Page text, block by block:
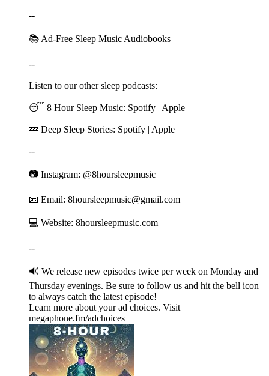
--
📚 ⁠⁠⁠⁠⁠⁠⁠⁠⁠⁠⁠⁠⁠⁠⁠⁠⁠⁠⁠⁠⁠⁠⁠⁠⁠⁠⁠⁠Ad-Free Sleep Music Audiobooks⁠⁠⁠⁠⁠⁠⁠⁠⁠⁠⁠⁠⁠⁠⁠⁠⁠⁠⁠⁠⁠⁠⁠⁠⁠⁠
--
Listen to our other sleep podcasts:
😴 8 Hour Sleep Music: ⁠⁠⁠⁠⁠⁠⁠⁠⁠⁠⁠⁠⁠⁠⁠⁠⁠⁠⁠⁠⁠⁠⁠⁠⁠⁠⁠⁠⁠⁠⁠⁠⁠⁠⁠⁠⁠⁠⁠⁠⁠⁠⁠⁠⁠⁠⁠⁠⁠⁠⁠⁠⁠⁠⁠⁠⁠⁠⁠⁠⁠⁠⁠⁠⁠⁠⁠⁠⁠⁠⁠⁠⁠⁠⁠⁠⁠⁠⁠⁠⁠⁠⁠⁠⁠⁠⁠⁠⁠⁠⁠⁠⁠⁠⁠⁠⁠⁠⁠⁠⁠⁠⁠⁠⁠⁠⁠⁠⁠⁠⁠⁠⁠⁠⁠⁠⁠⁠⁠⁠⁠⁠⁠⁠⁠⁠⁠⁠⁠⁠⁠⁠Spotify⁠⁠⁠⁠⁠⁠⁠⁠⁠⁠⁠⁠⁠⁠⁠⁠⁠⁠⁠⁠⁠⁠⁠⁠⁠⁠⁠⁠⁠⁠⁠⁠⁠⁠⁠⁠⁠⁠⁠⁠⁠⁠⁠⁠⁠⁠⁠⁠⁠⁠⁠⁠⁠⁠⁠⁠⁠⁠⁠⁠⁠⁠⁠⁠⁠⁠⁠⁠⁠⁠⁠⁠⁠⁠⁠⁠⁠⁠⁠⁠⁠⁠⁠⁠⁠⁠⁠⁠⁠⁠⁠⁠⁠⁠⁠⁠⁠⁠⁠⁠⁠⁠⁠⁠⁠⁠⁠⁠⁠⁠⁠⁠⁠⁠⁠⁠⁠⁠⁠⁠⁠⁠⁠⁠⁠⁠⁠⁠⁠⁠⁠⁠ | ⁠⁠⁠⁠⁠⁠⁠⁠⁠⁠⁠⁠⁠⁠⁠⁠⁠⁠⁠⁠⁠⁠⁠⁠⁠⁠⁠⁠⁠⁠⁠⁠⁠⁠⁠⁠⁠⁠⁠⁠⁠⁠⁠⁠⁠⁠⁠⁠⁠⁠⁠⁠⁠⁠⁠⁠⁠⁠⁠⁠⁠⁠⁠⁠⁠⁠⁠⁠⁠⁠⁠⁠⁠⁠⁠⁠⁠⁠⁠⁠⁠⁠⁠⁠⁠⁠⁠⁠⁠⁠⁠⁠⁠⁠⁠⁠⁠⁠⁠⁠⁠⁠⁠⁠⁠⁠⁠⁠⁠⁠⁠⁠⁠⁠⁠⁠⁠⁠⁠⁠⁠⁠⁠⁠⁠⁠⁠⁠⁠⁠⁠⁠Apple⁠⁠⁠⁠⁠⁠⁠⁠⁠⁠⁠⁠⁠⁠⁠⁠⁠⁠⁠⁠⁠⁠⁠⁠⁠⁠⁠⁠⁠⁠⁠⁠⁠⁠⁠⁠⁠⁠⁠⁠⁠⁠⁠⁠⁠⁠⁠⁠⁠⁠⁠⁠⁠⁠⁠⁠⁠⁠⁠⁠⁠⁠⁠⁠⁠⁠⁠⁠⁠⁠⁠⁠⁠⁠⁠⁠⁠⁠⁠⁠⁠⁠⁠⁠⁠⁠⁠⁠⁠⁠⁠⁠⁠⁠⁠⁠⁠⁠⁠⁠⁠⁠⁠⁠⁠⁠⁠⁠⁠⁠⁠⁠⁠⁠⁠⁠⁠⁠⁠⁠⁠⁠⁠⁠⁠⁠
💤 Deep Sleep Stories: ⁠⁠⁠⁠⁠⁠⁠⁠⁠⁠⁠⁠⁠⁠⁠⁠⁠⁠⁠⁠⁠⁠⁠⁠⁠⁠⁠⁠⁠⁠⁠⁠⁠⁠⁠⁠⁠⁠⁠⁠⁠⁠⁠⁠⁠⁠⁠⁠⁠⁠⁠⁠⁠⁠⁠⁠⁠⁠⁠⁠⁠⁠⁠⁠⁠⁠⁠⁠⁠⁠⁠⁠⁠⁠⁠⁠⁠⁠⁠⁠⁠⁠⁠⁠⁠⁠⁠⁠⁠⁠⁠⁠⁠⁠⁠⁠⁠⁠⁠⁠⁠⁠⁠⁠⁠⁠⁠⁠⁠⁠⁠⁠⁠⁠⁠⁠⁠⁠⁠⁠⁠⁠⁠⁠⁠⁠⁠⁠⁠⁠⁠⁠Spotify⁠⁠⁠⁠⁠⁠⁠⁠⁠⁠⁠⁠⁠⁠⁠⁠⁠⁠⁠⁠⁠⁠⁠⁠⁠⁠⁠⁠⁠⁠⁠⁠⁠⁠⁠⁠⁠⁠⁠⁠⁠⁠⁠⁠⁠⁠⁠⁠⁠⁠⁠⁠⁠⁠⁠⁠⁠⁠⁠⁠⁠⁠⁠⁠⁠⁠⁠⁠⁠⁠⁠⁠⁠⁠⁠⁠⁠⁠⁠⁠⁠⁠⁠⁠⁠⁠⁠⁠⁠⁠⁠⁠⁠⁠⁠⁠⁠⁠⁠⁠⁠⁠⁠⁠⁠⁠⁠⁠⁠⁠⁠⁠⁠⁠⁠⁠⁠⁠⁠⁠⁠⁠⁠⁠⁠⁠⁠⁠⁠⁠⁠⁠ | ⁠⁠⁠⁠⁠⁠⁠⁠⁠⁠⁠⁠⁠⁠⁠⁠⁠⁠⁠⁠⁠⁠⁠⁠⁠⁠⁠⁠⁠⁠⁠⁠⁠⁠⁠⁠⁠⁠⁠⁠⁠⁠⁠⁠⁠⁠⁠⁠⁠⁠⁠⁠⁠⁠⁠⁠⁠⁠⁠⁠⁠⁠⁠⁠⁠⁠⁠⁠⁠⁠⁠⁠⁠⁠⁠⁠⁠⁠⁠⁠⁠⁠⁠⁠⁠⁠⁠⁠⁠⁠⁠⁠⁠⁠⁠⁠⁠⁠⁠⁠⁠⁠⁠⁠⁠⁠⁠⁠⁠⁠⁠⁠⁠⁠⁠⁠⁠⁠⁠⁠⁠⁠⁠⁠⁠⁠⁠⁠⁠⁠⁠⁠Apple⁠⁠⁠⁠⁠⁠⁠⁠⁠⁠⁠⁠⁠⁠⁠⁠⁠⁠⁠⁠⁠⁠⁠⁠⁠⁠⁠⁠⁠⁠⁠⁠⁠⁠⁠⁠⁠⁠⁠⁠⁠⁠⁠⁠⁠⁠⁠⁠⁠⁠⁠⁠⁠⁠⁠⁠⁠⁠⁠⁠⁠⁠⁠⁠⁠⁠⁠⁠⁠⁠⁠⁠⁠⁠⁠⁠⁠⁠⁠⁠⁠⁠⁠⁠⁠⁠⁠⁠⁠⁠⁠⁠⁠⁠⁠⁠⁠⁠⁠⁠⁠⁠⁠⁠⁠⁠⁠⁠⁠⁠⁠⁠⁠⁠⁠⁠⁠⁠⁠⁠⁠⁠⁠⁠⁠⁠
--
📷 Instagram: ⁠⁠⁠⁠⁠⁠⁠⁠⁠⁠⁠⁠⁠⁠⁠⁠⁠⁠⁠⁠⁠⁠⁠⁠⁠⁠⁠⁠⁠⁠⁠⁠⁠⁠⁠⁠⁠⁠⁠⁠⁠⁠⁠⁠⁠⁠⁠⁠⁠⁠⁠⁠⁠⁠⁠⁠⁠⁠⁠⁠⁠⁠⁠⁠⁠⁠⁠⁠⁠⁠⁠⁠⁠⁠⁠⁠⁠⁠⁠⁠⁠⁠⁠⁠⁠⁠⁠⁠⁠⁠⁠⁠⁠⁠⁠⁠⁠⁠⁠⁠⁠⁠⁠⁠⁠⁠⁠⁠⁠⁠⁠⁠⁠⁠⁠⁠⁠⁠⁠⁠⁠⁠⁠⁠⁠⁠⁠⁠⁠⁠⁠⁠⁠⁠@8hoursleepmusic⁠⁠⁠⁠⁠⁠⁠⁠⁠⁠⁠⁠⁠⁠⁠⁠⁠⁠⁠⁠⁠⁠⁠⁠⁠⁠⁠⁠⁠⁠⁠⁠⁠⁠⁠⁠⁠⁠⁠⁠⁠⁠⁠⁠⁠⁠⁠⁠⁠⁠⁠⁠⁠⁠⁠⁠⁠⁠⁠⁠⁠⁠⁠⁠⁠⁠⁠⁠⁠⁠⁠⁠⁠⁠⁠⁠⁠⁠⁠⁠⁠⁠⁠⁠⁠⁠⁠⁠⁠⁠⁠⁠⁠⁠⁠⁠⁠⁠⁠⁠⁠⁠⁠⁠⁠⁠⁠⁠⁠⁠⁠⁠⁠⁠⁠⁠⁠⁠⁠⁠⁠⁠⁠⁠⁠⁠⁠⁠⁠⁠⁠⁠⁠⁠
📧 Email: ⁠⁠⁠⁠⁠⁠⁠⁠⁠⁠⁠⁠⁠⁠⁠⁠⁠⁠⁠⁠⁠⁠⁠⁠⁠⁠⁠⁠⁠⁠⁠⁠⁠⁠⁠⁠⁠⁠⁠⁠⁠⁠⁠⁠⁠⁠⁠⁠⁠⁠⁠⁠⁠⁠⁠⁠⁠⁠⁠⁠⁠⁠⁠⁠⁠⁠⁠⁠⁠⁠⁠⁠⁠⁠⁠⁠⁠⁠⁠⁠⁠⁠⁠⁠⁠⁠⁠⁠⁠⁠⁠⁠⁠⁠⁠⁠⁠⁠⁠⁠⁠⁠⁠⁠⁠⁠⁠⁠⁠⁠⁠⁠⁠⁠⁠⁠⁠⁠⁠⁠⁠⁠⁠⁠⁠⁠⁠⁠⁠⁠8hoursleepmusic@gmail.com⁠⁠⁠⁠⁠⁠⁠⁠⁠⁠⁠⁠⁠⁠⁠⁠⁠⁠⁠⁠⁠⁠⁠⁠⁠⁠⁠⁠⁠⁠⁠⁠⁠⁠⁠⁠⁠⁠⁠⁠⁠⁠⁠⁠⁠⁠⁠⁠⁠⁠⁠⁠⁠⁠⁠⁠⁠⁠⁠⁠⁠⁠⁠⁠⁠⁠⁠⁠⁠⁠⁠⁠⁠⁠⁠⁠⁠⁠⁠⁠⁠⁠⁠⁠⁠⁠⁠⁠⁠⁠⁠⁠⁠⁠⁠⁠⁠⁠⁠⁠⁠⁠⁠⁠⁠⁠⁠⁠⁠⁠⁠⁠⁠⁠⁠⁠⁠⁠⁠⁠⁠⁠⁠⁠⁠⁠⁠⁠⁠⁠
💻 Website: ⁠⁠⁠⁠⁠⁠⁠⁠⁠⁠⁠⁠⁠⁠⁠⁠⁠⁠⁠⁠⁠⁠⁠⁠⁠⁠⁠⁠⁠⁠⁠⁠⁠⁠⁠⁠⁠⁠⁠⁠⁠⁠⁠⁠⁠⁠⁠⁠⁠⁠⁠⁠⁠⁠⁠⁠⁠⁠⁠⁠⁠⁠⁠⁠⁠⁠⁠⁠⁠⁠⁠⁠⁠⁠⁠⁠⁠⁠⁠⁠⁠⁠⁠⁠⁠⁠⁠⁠⁠⁠⁠⁠⁠⁠⁠⁠⁠⁠⁠⁠⁠⁠⁠⁠⁠⁠⁠⁠⁠⁠⁠⁠⁠⁠⁠⁠⁠⁠⁠⁠⁠⁠⁠⁠⁠⁠⁠⁠⁠⁠⁠⁠⁠⁠8hoursleepmusic.com⁠⁠⁠⁠⁠⁠⁠⁠⁠⁠⁠⁠⁠⁠⁠⁠⁠⁠⁠⁠⁠⁠⁠⁠⁠⁠⁠⁠⁠⁠⁠⁠⁠⁠⁠⁠⁠⁠⁠⁠⁠⁠⁠⁠⁠⁠⁠⁠⁠⁠⁠⁠⁠⁠⁠⁠⁠⁠⁠⁠⁠⁠⁠⁠⁠⁠⁠⁠⁠⁠⁠⁠⁠⁠⁠⁠⁠⁠⁠⁠⁠⁠⁠⁠⁠⁠⁠⁠⁠⁠⁠⁠⁠⁠⁠⁠⁠⁠⁠⁠⁠⁠⁠⁠⁠⁠⁠⁠⁠⁠⁠⁠⁠⁠⁠⁠⁠⁠⁠⁠⁠⁠⁠⁠⁠⁠⁠⁠⁠⁠⁠⁠⁠
--
🔊 We release new episodes twice per week on Monday and
Thursday evenings. Be sure to follow us and hit the bell icon
to always catch the latest episode!
Learn more about your ad choices. Visit
megaphone.fm/adchoices